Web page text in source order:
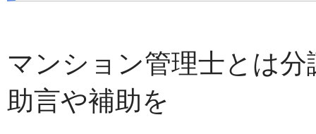
マンション管理士とは
助言や補助を